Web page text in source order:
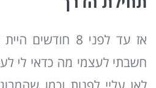
אז עד לפני 8
חשבתי לעצמי מה כדאי לי